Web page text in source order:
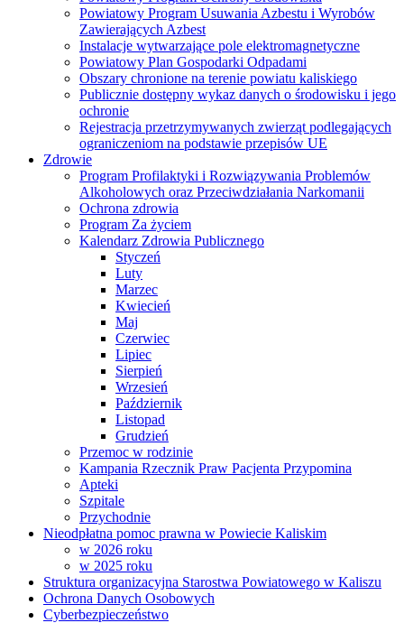
Powiatowy Program Usuwania Azbestu i Wyrobów
Zawierających Azbest
Instalacje wytwarzające pole elektromagnetyczne
Powiatowy Plan Gospodarki Odpadami
Obszary chronione na terenie powiatu kaliskiego
Publicznie dostępny wykaz danych o środowisku i jego
ochronie
Rejestracja przetrzymywanych zwierząt podlegających
ograniczeniom na podstawie przepisów UE
Zdrowie
Program Profilaktyki i Rozwiązywania Problemów
Alkoholowych oraz Przeciwdziałania Narkomanii
Ochrona zdrowia
Program Za życiem
Kalendarz Zdrowia Publicznego
Styczeń
Luty
Marzec
Kwiecień
Maj
Czerwiec
Lipiec
Sierpień
Wrzesień
Październik
Listopad
Grudzień
Przemoc w rodzinie
Kampania Rzecznik Praw Pacjenta Przypomina
Apteki
Szpitale
Przychodnie
Nieodpłatna pomoc prawna w Powiecie Kaliskim
w 2026 roku
w 2025 roku
Struktura organizacyjna Starostwa Powiatowego w Kaliszu
Ochrona Danych Osobowych
Cyberbezpieczeństwo